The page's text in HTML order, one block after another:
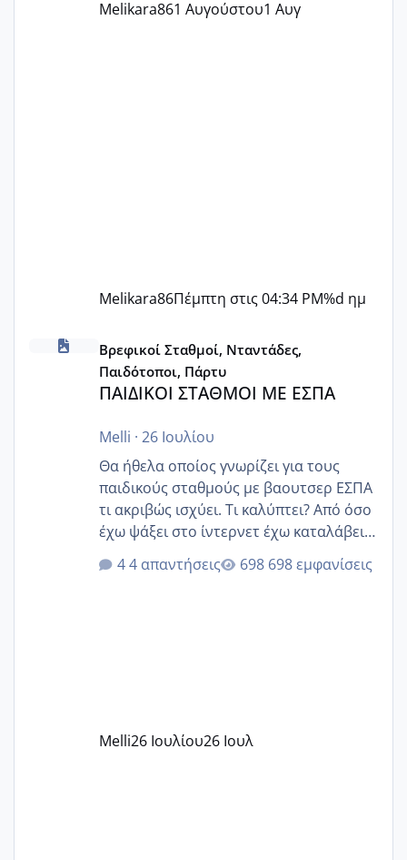
Melikara861 Αυγούστου1 Αυγ
Melikara86Πέμπτη στις 04:34 PM%d ημ
ΠΑΙΔΙΚΟΙ ΣΤΑΘΜΟΙ ΜΕ ΕΣΠΑ
Βρεφικοί Σταθμοί, Νταντάδες,
Παιδότοποι, Πάρτυ
ΠΑΙΔΙΚΟΙ ΣΤΑΘΜΟΙ ΜΕ ΕΣΠΑ
Melli · 26 Ιουλίου
Θα ήθελα οποίος γνωρίζει για τους
παιδικούς σταθμούς με βαουτσερ ΕΣΠΑ
τι ακριβώς ισχύει. Τι καλύπτει? Από όσο
έχω ψάξει στο ίντερνετ έχω καταλάβει
ότι το βαουτσερ καλύπτει όλα τα
δίδακτρα και τα τροφεια του ιδιωτικού
Εγώ πήγα σε έναν ιδιωτικό παιδικό στ
4 απαντήσεις 698 εμφανίσεις
Melli26 Ιουλίου26 Ιουλ